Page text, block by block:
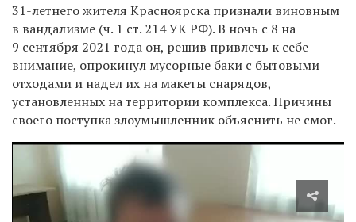
31-летнего жителя Красноярска признали виновным
в вандализме (ч. 1 ст. 214 УК РФ). В ночь с 8 на
9 сентября 2021 года он, решив привлечь к себе
внимание, опрокинул мусорные баки с бытовыми
отходами и надел их на макеты снарядов,
установленных на территории комплекса. Причины
своего поступка злоумышленник объяснить не смог.